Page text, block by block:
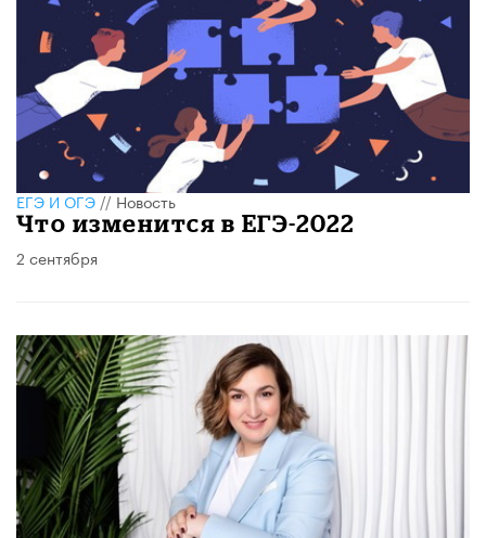
ЕГЭ И ОГЭ//Новость
Что изменится в ЕГЭ-2022
2 сентября